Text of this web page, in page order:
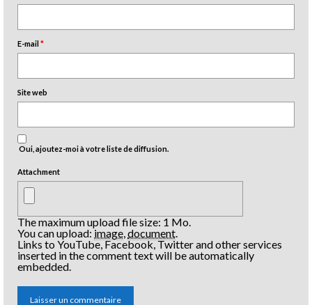
E-mail*
Site web
Oui, ajoutez-moi à votre liste de diffusion.
Attachment
The maximum upload file size: 1 Mo.
You can upload:image document
Links to YouTube, Facebook, Twitter and other services
inserted in the comment text will be automatically
embedded.